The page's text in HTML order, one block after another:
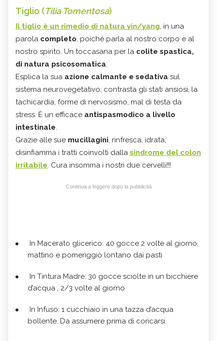
Tiglio (Tilia Tomentosa)
Il tiglio è un rimedio di natura yin/yang, in una
parola completo, poiché parla al nostro corpo e al
nostro spirito. Un toccasana per la colite spastica,
di natura psicosomatica.
Esplica la sua azione calmante e sedativa sul
sistema neurovegetativo, contrasta gli stati ansiosi, la
tachicardia, forme di nervosismo, mal di testa da
stress. È un efficace antispasmodico a livello
intestinale.
Grazie alle sue mucillagini, rinfresca, idrata,
disinfiamma i tratti coinvolti dalla sindrome del colon
irritabile. Cura insomma i nostri due cervelli!!!
Continua a leggere dopo la pubblicità
In Macerato glicerico: 40 gocce 2 volte al giorno,
mattino e pomeriggio lontano dai pasti
In Tintura Madre: 30 gocce sciolte in un bicchiere
d’acqua , 2/3 volte al giorno
In Infuso: 1 cucchiaio in una tazza d’acqua
bollente. Da assumere prima di coricarsi.